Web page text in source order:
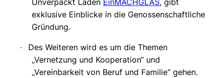
Unverpackt Laden EinMACHGLAS, gibt
exklusive Einblicke in die Genossenschaftliche
Gründung.
·
Des Weiteren wird es um die Themen
„Vernetzung und Kooperation“ und
„Vereinbarkeit von Beruf und Familie“ gehen.